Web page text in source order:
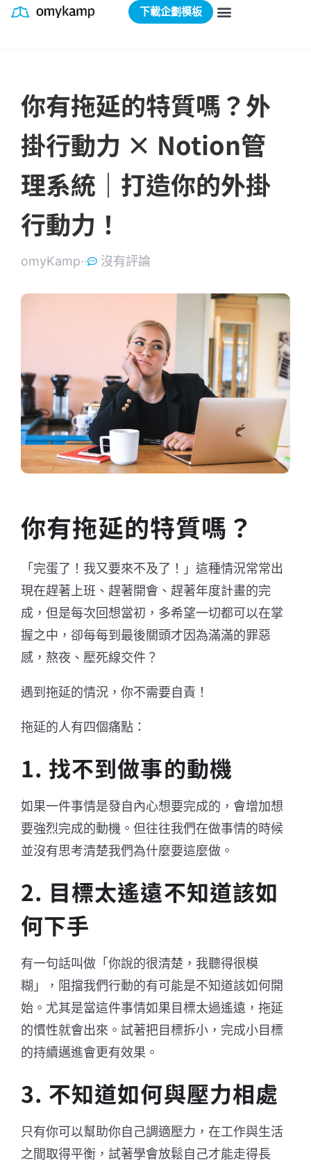
下載企劃模板
你有拖延的特質嗎？外
掛行動力 × Notion管
理系統｜打造你的外掛
行動力！
omyKamp·· 沒有評論
你有拖延的特質嗎？
「完蛋了！我又要來不及了！」這種情況常常出
現在趕著上班、趕著開會、趕著年度計畫的完
成，但是每次回想當初，多希望一切都可以在掌
握之中，卻每每到最後關頭才因為滿滿的罪惡
感，熬夜、壓死線交件？
遇到拖延的情況，你不需要自責！
拖延的人有四個痛點：
1. 找不到做事的動機
如果一件事情是發自內心想要完成的，會增加想
要強烈完成的動機。但往往我們在做事情的時候
並沒有思考清楚我們為什麼要這麼做。
2. 目標太遙遠不知道該如
何下手
有一句話叫做「你說的很清楚，我聽得很模
糊」，阻擋我們行動的有可能是不知道該如何開
始。尤其是當這件事情如果目標太過遙遠，拖延
的慣性就會出來。試著把目標拆小，完成小目標
的持續邁進會更有效果。
3. 不知道如何與壓力相處
只有你可以幫助你自己調適壓力，在工作與生活
之間取得平衡，試著學會放鬆自己才能走得長